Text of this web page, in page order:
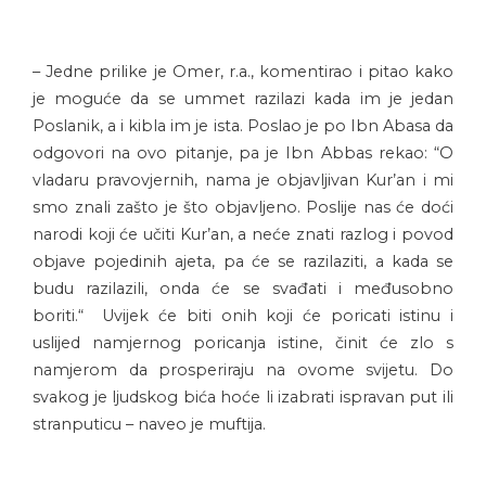
– Jedne prilike je Omer, r.a., komentirao i pitao kako
je moguće da se ummet razilazi kada im je jedan
Poslanik, a i kibla im je ista. Poslao je po Ibn Abasa da
odgovori na ovo pitanje, pa je Ibn Abbas rekao: “O
vladaru pravovjernih, nama je objavljivan Kur’an i mi
smo znali zašto je što objavljeno. Poslije nas će doći
narodi koji će učiti Kur’an, a neće znati razlog i povod
objave pojedinih ajeta, pa će se razilaziti, a kada se
budu razilazili, onda će se svađati i međusobno
boriti.“ Uvijek će biti onih koji će poricati istinu i
uslijed namjernog poricanja istine, činit će zlo s
namjerom da prosperiraju na ovome svijetu. Do
svakog je ljudskog bića hoće li izabrati ispravan put ili
stranputicu – naveo je muftija.